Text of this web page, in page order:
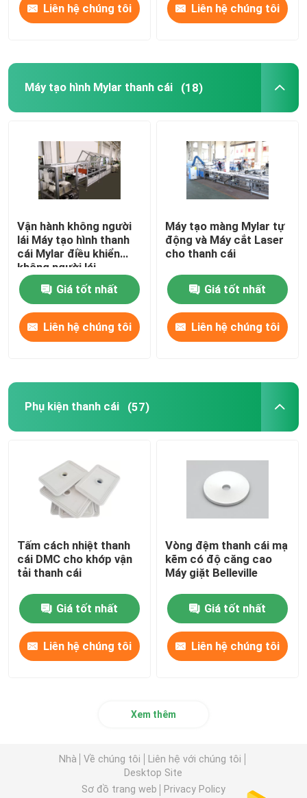
Liên hệ chúng tôi Liên hệ chúng tôi
Máy tạo hình Mylar thanh cái (18)
Vận hành không người
lái Máy tạo hình thanh
cái Mylar điều khiển
không người lái
Giá tốt nhất
Liên hệ chúng tôi
Máy tạo màng Mylar tự
động và Máy cắt Laser
cho thanh cái
Giá tốt nhất
Liên hệ chúng tôi
Phụ kiện thanh cái (57)
Tấm cách nhiệt thanh
cái DMC cho khớp vận
tải thanh cái
Giá tốt nhất
Liên hệ chúng tôi
Vòng đệm thanh cái mạ
kẽm có độ căng cao
Máy giặt Belleville
Giá tốt nhất
Liên hệ chúng tôi
Xem thêm
Nhà Về chúng tôi
Liên hệ với chúng tôi
Desktop Site
Sơ đồ trang web
Privacy Policy